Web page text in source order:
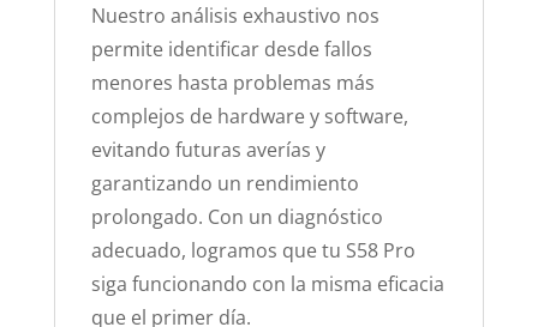
Nuestro análisis exhaustivo nos
permite identificar desde fallos
menores hasta problemas más
complejos de hardware y software,
evitando futuras averías y
garantizando un rendimiento
prolongado. Con un diagnóstico
adecuado, logramos que tu S58 Pro
siga funcionando con la misma eficacia
que el primer día.